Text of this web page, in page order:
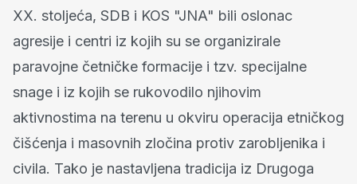
XX. stoljeća, SDB i KOS "JNA" bili oslonac
agresije i centri iz kojih su se organizirale
paravojne četničke formacije i tzv. specijalne
snage i iz kojih se rukovodilo njihovim
aktivnostima na terenu u okviru operacija etničkog
čišćenja i masovnih zločina protiv zarobljenika i
civila. Tako je nastavljena tradicija iz Drugoga